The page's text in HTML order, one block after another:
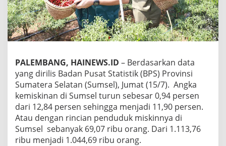
PALEMBANG, HAINEWS.ID – Berdasarkan data
yang dirilis Badan Pusat Statistik (BPS) Provinsi
Sumatera Selatan (Sumsel), Jumat (15/7). Angka
kemiskinan di Sumsel turun sebesar 0,94 persen
dari 12,84 persen sehingga menjadi 11,90 persen.
Atau dengan rincian penduduk miskinnya di
Sumsel sebanyak 69,07 ribu orang. Dari 1.113,76
ribu menjadi 1.044,69 ribu orang.